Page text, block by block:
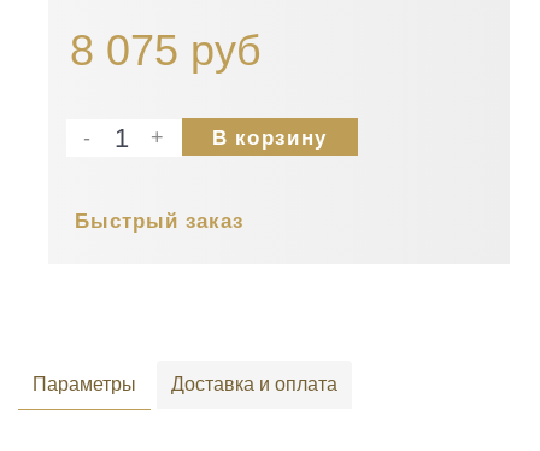
8 075 руб
- +
Быстрый заказ
Параметры Доставка и оплата